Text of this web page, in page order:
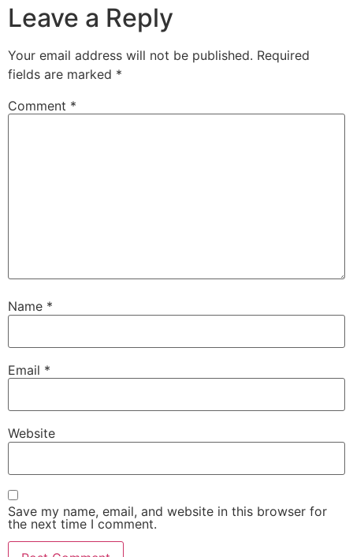
Leave a Reply
Your email address will not be published. Required
fields are marked *
Comment *
Name *
Email *
Website
Save my name, email, and website in this browser for
the next time I comment.